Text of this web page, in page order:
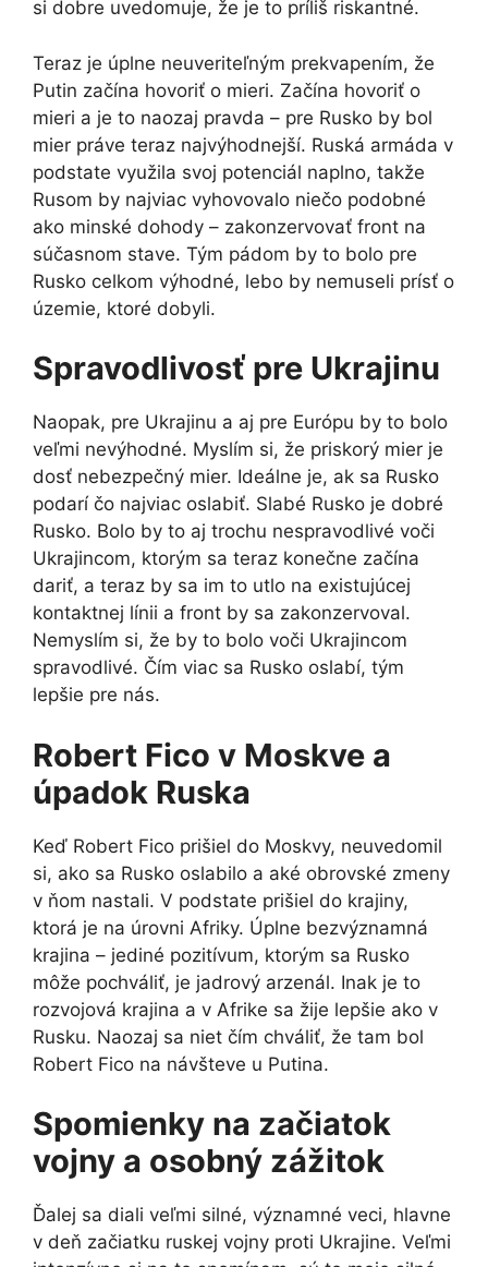
si dobre uvedomuje, že je to príliš riskantné.
Teraz je úplne neuveriteľným prekvapením, že
Putin začína hovoriť o mieri. Začína hovoriť o
mieri a je to naozaj pravda – pre Rusko by bol
mier práve teraz najvýhodnejší. Ruská armáda v
podstate využila svoj potenciál naplno, takže
Rusom by najviac vyhovovalo niečo podobné
ako minské dohody – zakonzervovať front na
súčasnom stave. Tým pádom by to bolo pre
Rusko celkom výhodné, lebo by nemuseli prísť o
územie, ktoré dobyli.
Spravodlivosť pre Ukrajinu
Naopak, pre Ukrajinu a aj pre Európu by to bolo
veľmi nevýhodné. Myslím si, že priskorý mier je
dosť nebezpečný mier. Ideálne je, ak sa Rusko
podarí čo najviac oslabiť. Slabé Rusko je dobré
Rusko. Bolo by to aj trochu nespravodlivé voči
Ukrajincom, ktorým sa teraz konečne začína
dariť, a teraz by sa im to utlo na existujúcej
kontaktnej línii a front by sa zakonzervoval.
Nemyslím si, že by to bolo voči Ukrajincom
spravodlivé. Čím viac sa Rusko oslabí, tým
lepšie pre nás.
Robert Fico v Moskve a
úpadok Ruska
Keď Robert Fico prišiel do Moskvy, neuvedomil
si, ako sa Rusko oslabilo a aké obrovské zmeny
v ňom nastali. V podstate prišiel do krajiny,
ktorá je na úrovni Afriky. Úplne bezvýznamná
krajina – jediné pozitívum, ktorým sa Rusko
môže pochváliť, je jadrový arzenál. Inak je to
rozvojová krajina a v Afrike sa žije lepšie ako v
Rusku. Naozaj sa niet čím chváliť, že tam bol
Robert Fico na návšteve u Putina.
Spomienky na začiatok
vojny a osobný zážitok
Ďalej sa diali veľmi silné, významné veci, hlavne
v deň začiatku ruskej vojny proti Ukrajine. Veľmi